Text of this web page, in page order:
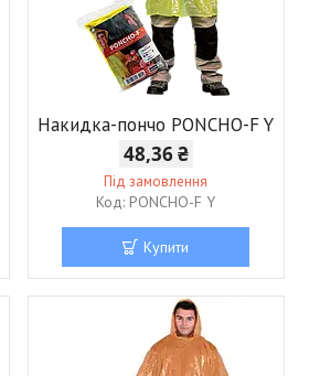
Накидка-пончо PONCHO-F Y
48,36 ₴
Під замовлення
PONCHO-F Y
Купити